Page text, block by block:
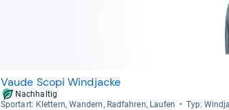
Vaude Scopi Windjacke
Nachhaltig
Sport­art: Klet­tern, Wan­dern, Rad­fah­ren, Lau­fen
Typ: